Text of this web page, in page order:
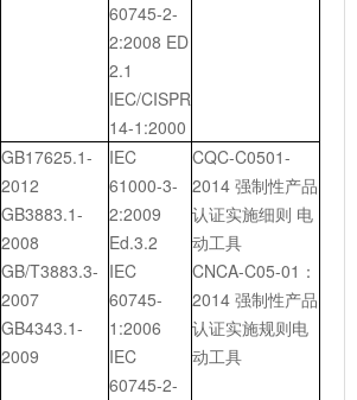
60745-2-
2:2008 ED
2.1
IEC/CISPR
14-1:2000
GB17625.1-
2012
GB3883.1-
2008
GB/T3883.3-
2007
GB4343.1-
2009
IEC
61000-3-
2:2009
Ed.3.2
IEC
60745-
1:2006
IEC
60745-2-
CQC-C0501-
2014 强制性产品
认证实施细则 电
动工具
CNCA-C05-01：
2014 强制性产品
认证实施规则电
动工具